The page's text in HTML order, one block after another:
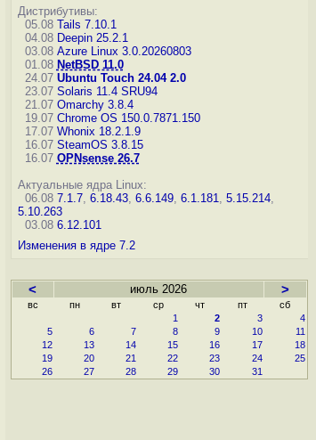
Дистрибутивы:
05.08 Tails 7.10.1
04.08 Deepin 25.2.1
03.08 Azure Linux 3.0.20260803
01.08 NetBSD 11.0
24.07 Ubuntu Touch 24.04 2.0
23.07 Solaris 11.4 SRU94
21.07 Omarchy 3.8.4
19.07 Chrome OS 150.0.7871.150
17.07 Whonix 18.2.1.9
16.07 SteamOS 3.8.15
16.07 OPNsense 26.7
Актуальные ядра Linux:
06.08 7.1.7, 6.18.43, 6.6.149, 6.1.181, 5.15.214,
5.10.263
03.08 6.12.101
Изменения в ядре 7.2
< июль 2026 >
вс пн вт ср чт пт
сб
1
2 3
4
5
6 7 8 9 10
11
12
13 14 15 16 17
18
19
20 21 22 23 24
25
26
27 28 29 30 31